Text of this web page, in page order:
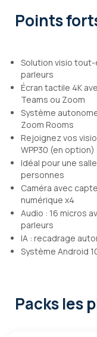
Points
Solution visio tout-
parleurs
Écran tactile 4K
Teams ou Zoom
Système
Zoom Rooms
Rejoignez vos
WPP30 (en option)
Idéal pour une
personnes
Caméra avec
numérique x4
Audio : 16 micros
parleurs
IA : recadrage
Système Android
Packs les